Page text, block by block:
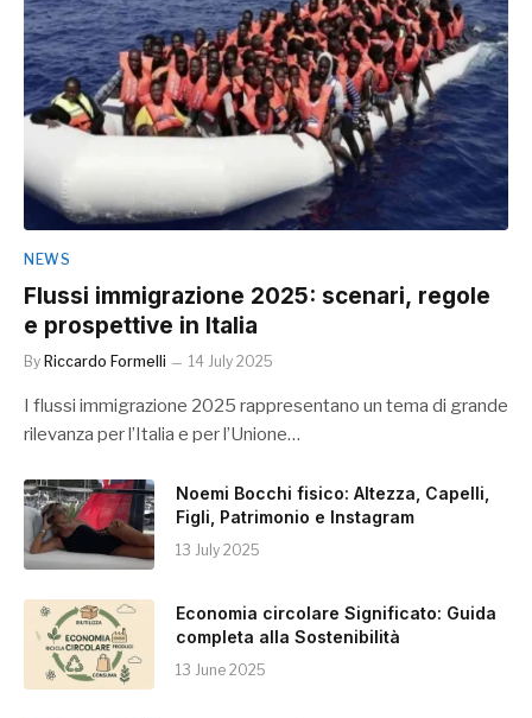
NEWS
Flussi immigrazione 2025: scenari, regole
e prospettive in Italia
By Riccardo Formelli 14 July 2025
I flussi immigrazione 2025 rappresentano un tema di grande
rilevanza per l’Italia e per l’Unione…
Noemi Bocchi fisico: Altezza, Capelli,
Figli, Patrimonio e Instagram
13 July 2025
Economia circolare Significato: Guida
completa alla Sostenibilità
13 June 2025